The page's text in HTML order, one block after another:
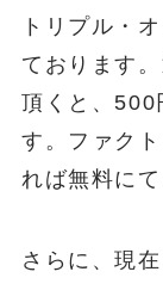
トリプル・
ております
頂くと、500
す。ファク
れば無料に
さらに、現